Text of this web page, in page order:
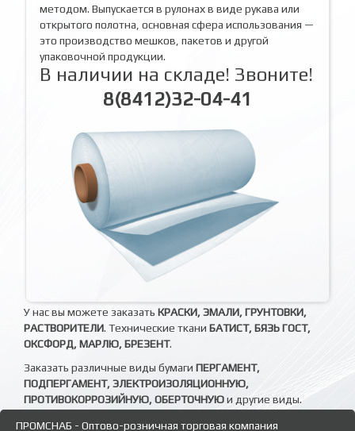
методом. Выпускается в рулонах в виде рукава или
открытого полотна, основная сфера использования —
это производство мешков, пакетов и другой
упаковочной продукции.
В наличии на складе! Звоните!
8(8412)32-04-41
У нас вы можете заказать КРАСКИ, ЭМАЛИ, ГРУНТОВКИ,
РАСТВОРИТЕЛИ. Технические ткани БАТИСТ, БЯЗЬ ГОСТ,
ОКСФОРД, МАРЛЮ, БРЕЗЕНТ.
Заказать различные виды бумаги ПЕРГАМЕНТ,
ПОДПЕРГАМЕНТ, ЭЛЕКТРОИЗОЛЯЦИОННУЮ,
ПРОТИВОКОРРОЗИЙНУЮ, ОБЕРТОЧНУЮи другие виды.
ПРОМСНАБ - Оптово-розничная торговая компания